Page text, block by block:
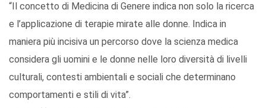
“Il concetto di Medicina di Genere indica non solo la ricerca
e l’applicazione di terapie mirate alle donne. Indica in
maniera più incisiva un percorso dove la scienza medica
considera gli uomini e le donne nelle loro diversità di livelli
culturali, contesti ambientali e sociali che determinano
comportamenti e stili di vita”.